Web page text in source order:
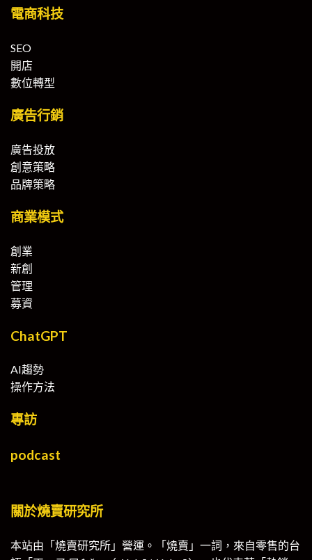
電商科技
SEO
開店
數位轉型
廣告行銷
廣告投放
創意策略
品牌策略
商業模式
創業
新創
管理
募資
ChatGPT
AI趨勢
操作方法
專訪
podcast
關於燒賣研究所
本站由「燒賣研究所」營運。「燒賣」一詞，來自零售的台